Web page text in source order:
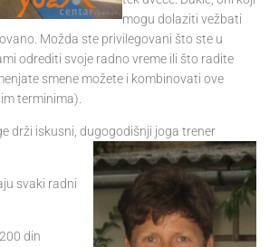
mogu dolaziti vežbati
Možda ste privilegovani što ste u
odrediti svoje radno vreme ili što radite
smene možete i kombinovati ove
terminima).
drži iskusni, dugogodišnji joga trener
svaki radni
din